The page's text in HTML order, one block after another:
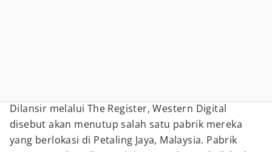
Dilansir melalui The Register, Western Digital
disebut akan menutup salah satu pabrik mereka
yang berlokasi di Petaling Jaya, Malaysia. Pabrik